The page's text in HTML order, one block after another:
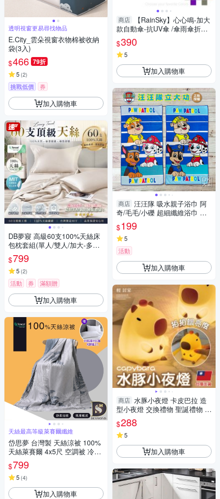
透明視窗更易尋找物品
E.City_雲朵視窗衣物棉被收納
袋(3入)
$466 79折
5 (2)
挑戰低價 券
加入購物車
DB夢寢 高級60支100%天絲床
包枕套組(單人/雙人/加大-多款
任選)
$799
5 (2)
活動 券 滿額贈
加入購物車
天絲最高等級萊賽爾纖維
岱思夢 台灣製 天絲涼被 100%
天絲萊賽爾 4x5尺 空調被 冷氣
被 多款任選 贈3M防潑水抗菌
枕套2入
$799
5 (4)
加入購物車
商店
【RainSky】心心鳴-加大
款自動傘-抗UV傘 /傘雨傘折疊
傘洋傘陽傘非黑膠傘反向傘大
傘防風傘
$390
5
加入購物車
商店 汪汪隊 吸水親子浴巾 阿
奇/毛毛/小礫 超細纖維浴巾 正
版授權【DK大王】
$199
5
活動
加入購物車
商店 水豚小夜燈 卡皮巴拉 造
型小夜燈 交換禮物 聖誕禮物 耶
誕禮物-輕居家8820
$288
5
加入購物車